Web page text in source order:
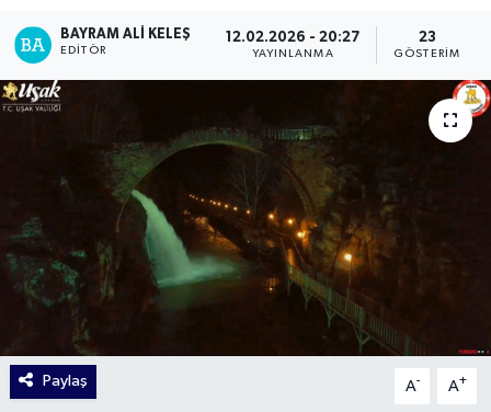
BAYRAM ALI KELEŞ
EDITÖR
12.02.2026 - 20:27
YAYINLANMA
23
GÖSTERIM
Paylaş A- A+